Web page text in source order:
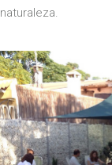
naturaleza.